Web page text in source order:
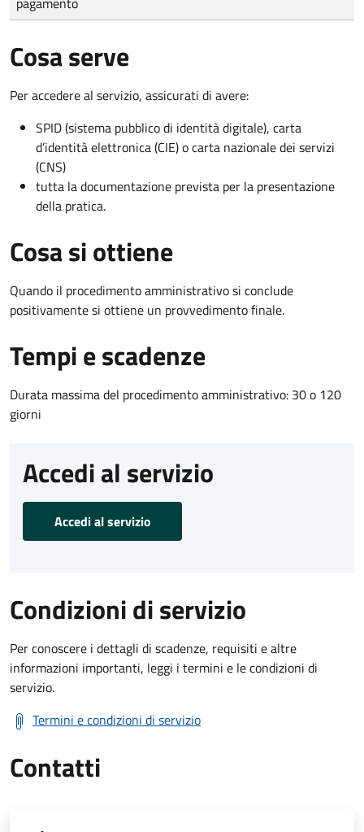
Cosa serve
Per accedere al servizio, assicurati di avere:
SPID (sistema pubblico di identità digitale), carta
d’identità elettronica (CIE) o carta nazionale dei servizi
(CNS)
tutta la documentazione prevista per la presentazione
della pratica.
Cosa si ottiene
Quando il procedimento amministrativo si conclude
positivamente si ottiene un provvedimento finale.
Tempi e scadenze
Durata massima del procedimento amministrativo: 30 o 120
giorni
Accedi al servizio
Accedi al servizio
Condizioni di servizio
Per conoscere i dettagli di scadenze, requisiti e altre
informazioni importanti, leggi i termini e le condizioni di
servizio.
Termini e condizioni di servizio
Contatti